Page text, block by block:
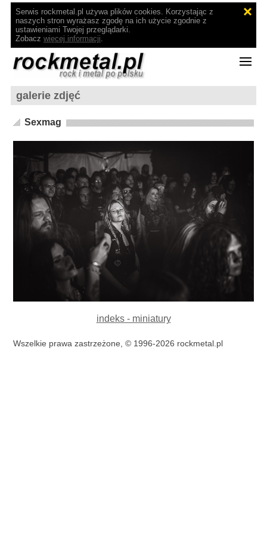
Serwis rockmetal.pl używa plików cookies. Korzystając z
naszych stron wyrażasz zgodę na ich użycie zgodnie z
ustawieniami Twojej przeglądarki.
Zobacz więcej informacji.
galerie zdjęć
Sexmag
indeks - miniatury
Wszelkie prawa zastrzeżone, © 1996-2026 rockmetal.pl